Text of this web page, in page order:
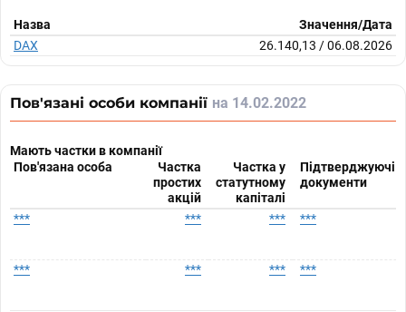
Назва
Значення/Дата
DAX
26.140,13 / 06.08.2026
Пов'язані особи компанії на 14.02.2022
Мають частки в компанії
Пов'язана особа
Частка
простих
акцій
Частка у
статутному
капіталі
Підтверджуючі
документи
*** *** *** ***
*** *** *** ***